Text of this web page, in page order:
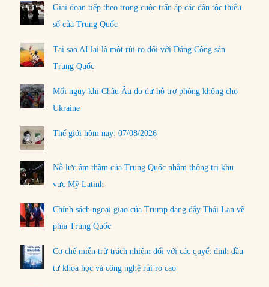
Giai đoạn tiếp theo trong cuộc trấn áp các dân tộc thiểu
số của Trung Quốc
Tại sao AI lại là một rủi ro đối với Đảng Cộng sản
Trung Quốc
Mối nguy khi Châu Âu do dự hỗ trợ phòng không cho
Ukraine
Thế giới hôm nay: 07/08/2026
Nỗ lực âm thầm của Trung Quốc nhằm thống trị khu
vực Mỹ Latinh
Chính sách ngoại giao của Trump đang đẩy Thái Lan về
phía Trung Quốc
Cơ chế miễn trừ trách nhiệm đối với các quyết định đầu
tư khoa học và công nghệ rủi ro cao